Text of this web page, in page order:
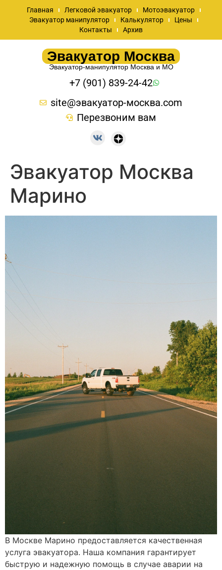
Главная Легковой эвакуатор
Мотоэвакуатор
Эвакуатор манипулятор
Калькулятор
Цены
Контакты
Архив
Эвакуатор Москва
Эвакуатор-манипулятор Москва и МО
+7 (901) 839-24-42
site@эвакуатор-москва.com
Перезвоним вам
Эвакуатор Москва
Марино
В Москве Марино предоставляется качественная
услуга эвакуатора. Наша компания гарантирует
быструю и надежную помощь в случае аварии на